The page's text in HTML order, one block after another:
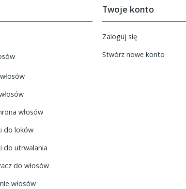
włosów
do loków
do utrwalania
do włosów
włosów
Twoje konto
Zaloguj się
Stwórz nowe konto